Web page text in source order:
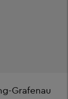
Grafenau